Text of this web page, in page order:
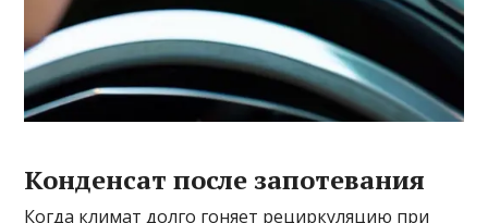
Конденсат после запотевания
Когда климат долго гоняет рециркуляцию при